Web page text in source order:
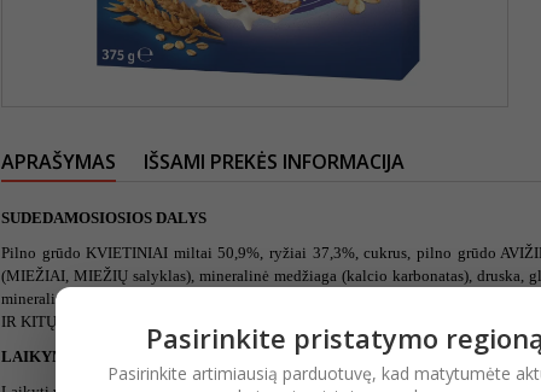
APRAŠYMAS IŠSAMI PREKĖS INFORMACIJA
SUDEDAMOSIOSIOS DALYS
Pilno grūdo KVIETINIAI miltai 50,9%, ryžiai 37,3%, cukrus, pilno grūdo
(MIEŽIAI, MIEŽIŲ salyklas), mineralinė medžiaga (kalcio karbonatas), druska,
mineralinė medžiaga (geležis), vitaminai (niacinas (B3), pantoteno rūgštis
IR KITŲ RIEŠUTŲ. % nurodo sudedamosios dalies kiekį visame produkte.
LAIKYMO SĄLYGOS
Pasirinkite pristatymo regioną
Pasirinkite artimiausią parduotuvę, kad matytumėte